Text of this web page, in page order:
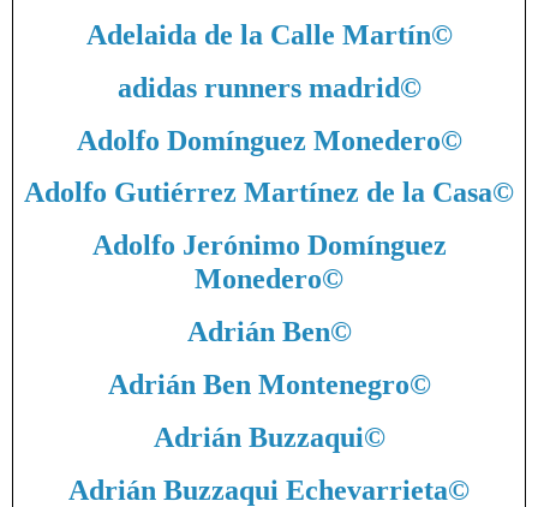
Adelaida de la Calle Martín©
adidas runners madrid©
Adolfo Domínguez Monedero©
Adolfo Gutiérrez Martínez de la Casa©
Adolfo Jerónimo Domínguez
Monedero©
Adrián Ben©
Adrián Ben Montenegro©
Adrián Buzzaqui©
Adrián Buzzaqui Echevarrieta©